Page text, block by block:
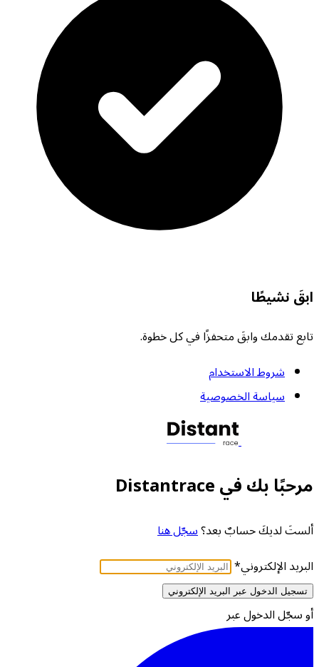
ابقَ نشيطًا
تابع تقدمك وابقَ متحفزًا في كل خطوة.
شروط الاستخدام
سياسة الخصوصية
مرحبًا بك في Distantrace
ألستَ لديكَ حسابٌ بعد؟سجّل هنا
البريد الإلكتروني*
تسجيل الدخول عبر البريد الإلكتروني
أو سجّل الدخول عبر